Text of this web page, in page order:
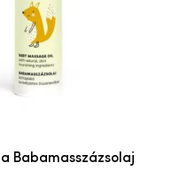
Babamasszázsolaj